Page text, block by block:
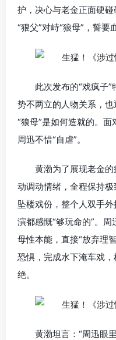
护，决心与老金正面硬
“狠父”对峙“狼母”，誓
此次发布的“戏疯子
势不两立的人物关系，也
“狼母”是如何造就的。
周迅不惜“自虐”。
黄渤为了展现老金
动调动情绪，全程保持
坠楼戏份，整个人双手
演都感慨“够玩命的”。
母性本能，直接“放弃理
恐惧，完成水下淹车戏
绝。
黄渤坦言：“周迅眼